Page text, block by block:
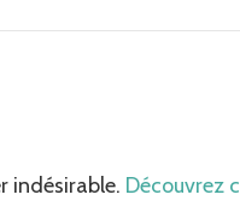
indésirable. Découvrez